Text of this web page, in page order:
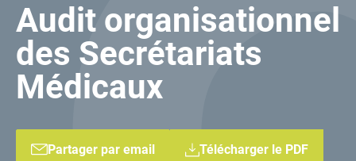
Audit organisationnel
des Secrétariats
Médicaux
Partager par email Télécharger le PDF